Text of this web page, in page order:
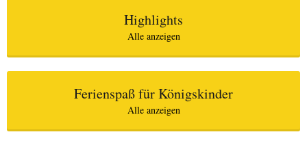
Highlights
Alle anzeigen
Ferienspaß für Königskinder
Alle anzeigen